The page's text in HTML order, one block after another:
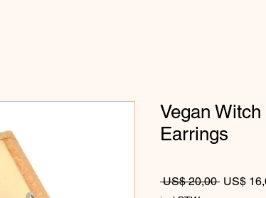
Vegan
Earrings
US$ 20,00 Normale
US$